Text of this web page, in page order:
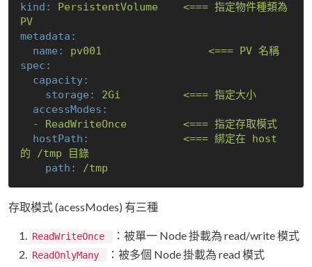
kind:
PersistentVolume <=== 指定物件種類為
PV
metadata:
name:
pv001 <=== PV 名稱
spec:
capacity:
storage:
2Gi <=== 指定大小
accessModes:
-
ReadWriteOnce <=== 指定存取模式
hostPath:
<=== 綁定在
host
的
/tmp
目錄
path:
/tmp
存取模式 (acessModes) 有三種
ReadWriteOnce ：被單一 Node 掛載為 read/write 模式
ReadOnlyMany
：被多個 Node 掛載為 read 模式